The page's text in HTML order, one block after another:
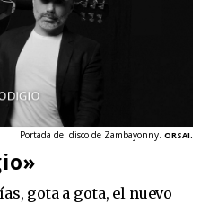
Portada del disco de Zambayonny. ORSAI.
gota a gota, el nuevo